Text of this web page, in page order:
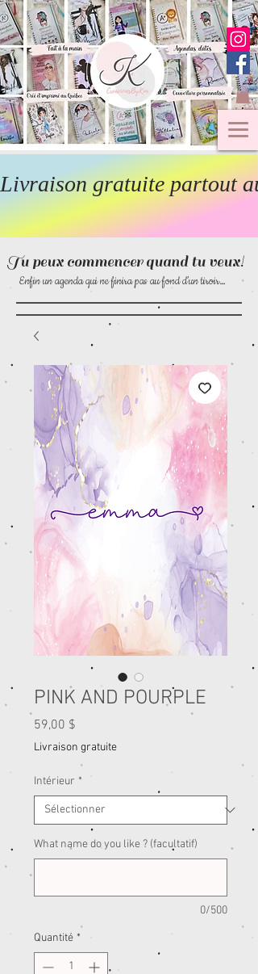
Tu peux commencer quand tu veux!
Enfin un agenda qui ne finira pas au fond d’un tiroir…
Livraison gratuite partout
PINK AND POURPLE
59,00 $
Livraison gratuite
Intérieur *
What name do you like ? (facultatif)
0/500
Quantité *